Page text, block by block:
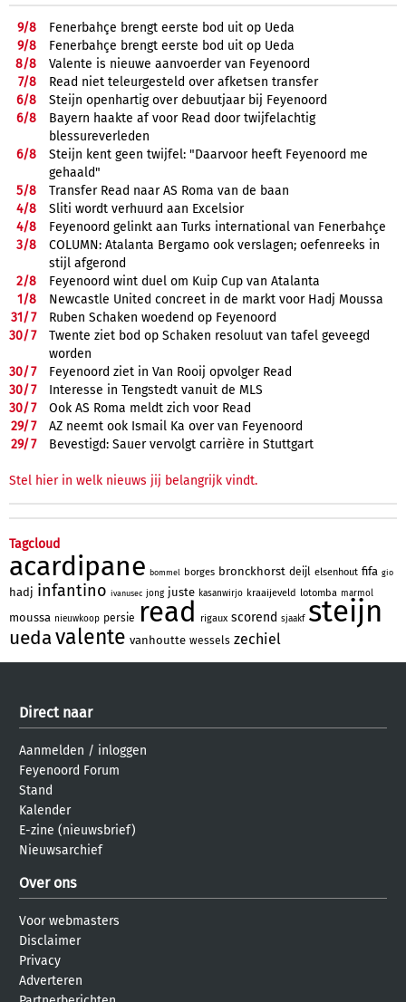
9/8
Fenerbahçe brengt eerste bod uit op Ueda
9/8
Fenerbahçe brengt eerste bod uit op Ueda
8/8
Valente is nieuwe aanvoerder van Feyenoord
7/8
Read niet teleurgesteld over afketsen transfer
6/8
Steijn openhartig over debuutjaar bij Feyenoord
6/8
Bayern haakte af voor Read door twijfelachtig
blessureverleden
6/8
Steijn kent geen twijfel: "Daarvoor heeft Feyenoord me
gehaald"
5/8
Transfer Read naar AS Roma van de baan
4/8
Sliti wordt verhuurd aan Excelsior
4/8
Feyenoord gelinkt aan Turks international van Fenerbahçe
3/8
COLUMN: Atalanta Bergamo ook verslagen; oefenreeks in
stijl afgerond
2/8
Feyenoord wint duel om Kuip Cup van Atalanta
1/8
Newcastle United concreet in de markt voor Hadj Moussa
31/7
Ruben Schaken woedend op Feyenoord
30/7
Twente ziet bod op Schaken resoluut van tafel geveegd
worden
30/7
Feyenoord ziet in Van Rooij opvolger Read
30/7
Interesse in Tengstedt vanuit de MLS
30/7
Ook AS Roma meldt zich voor Read
29/7
AZ neemt ook Ismail Ka over van Feyenoord
29/7 Bevestigd: Sauer vervolgt carrière in Stuttgart
Stel hier in welk nieuws jij belangrijk vindt.
Tagcloud
acardipane bommel borges bronckhorst deijl elsenhout fifa gio
hadj infantino ivanusec jong juste kasanwirjo kraaijeveld lotomba marmol
moussa nieuwkoop persie read rigaux scorend sjaakf steijn
uedavalente vanhoutte wessels zechiel
Direct naar
Aanmelden / inloggen
Feyenoord Forum
Stand
Kalender
E-zine (nieuwsbrief)
Nieuwsarchief
Over ons
Voor webmasters
Disclaimer
Privacy
Adverteren